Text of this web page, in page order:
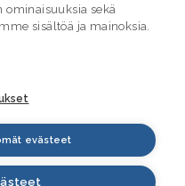
ominaisuuksia sekä
sisältöä ja mainoksia.
evästeet